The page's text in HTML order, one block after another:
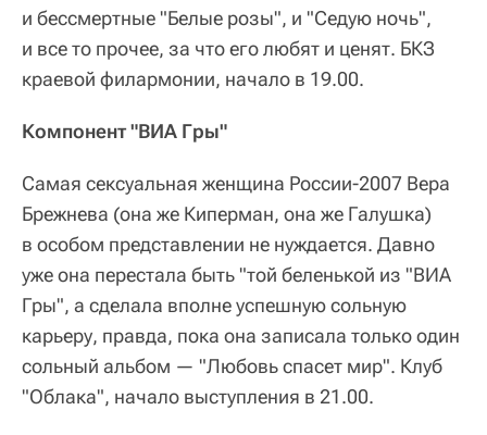
и бессмертные "Белые розы", и "Седую ночь",
и все то прочее, за что его любят и ценят. БКЗ
краевой филармонии, начало в 19.00.
Компонент "ВИА Гры"
Самая сексуальная женщина России-2007 Вера
Брежнева (она же Киперман, она же Галушка)
в особом представлении не нуждается. Давно
уже она перестала быть "той беленькой из "ВИА
Гры", а сделала вполне успешную сольную
карьеру, правда, пока она записала только один
сольный альбом — "Любовь спасет мир". Клуб
"Облака", начало выступления в 21.00.